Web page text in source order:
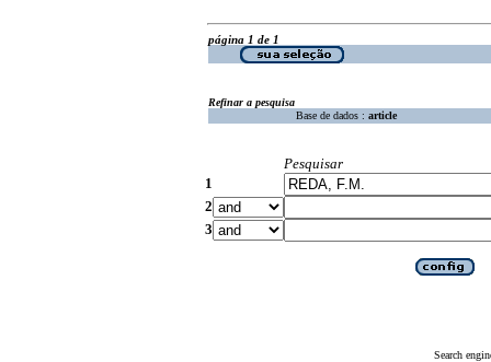
página 1 de 1
Refinar a pesquisa
Base de dados : article
Pesquisar
1
2
3
Search